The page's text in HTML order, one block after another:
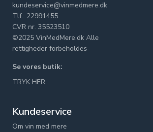
kundeservice@vinmedmere.dk
Tlf.: 22991455
CVR nr. 35523510
©2025 VinMedMere.dk Alle
rettigheder forbeholdes
Se vores butik:
TRYK HER
Kundeservice
Om vin med mere